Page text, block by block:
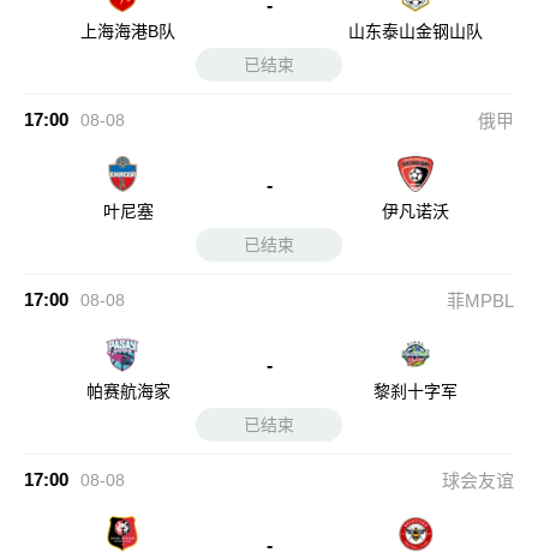
上海海港B队
-
山东泰山金钢山队
已结束
17:00 08-08 俄甲
叶尼塞
-
伊凡诺沃
已结束
17:00 08-08 菲MPBL
帕赛航海家
-
黎刹十字军
已结束
17:00 08-08 球会友谊
-